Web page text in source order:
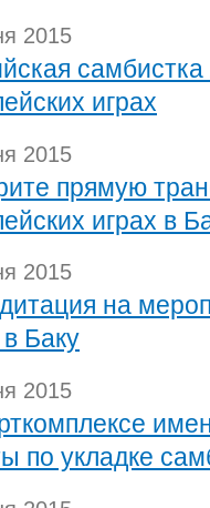
2015
играх
2015
прямую
играх в
2015
на
в Баку
2015
по укладке